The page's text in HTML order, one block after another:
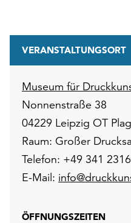
VERANSTALTUNGSORT
Museum für
Nonnenstraße 38
04229 Leipzig OT
Raum: Großer
Telefon: +49 341
E-Mail:
ÖFFNUNGSZEITEN